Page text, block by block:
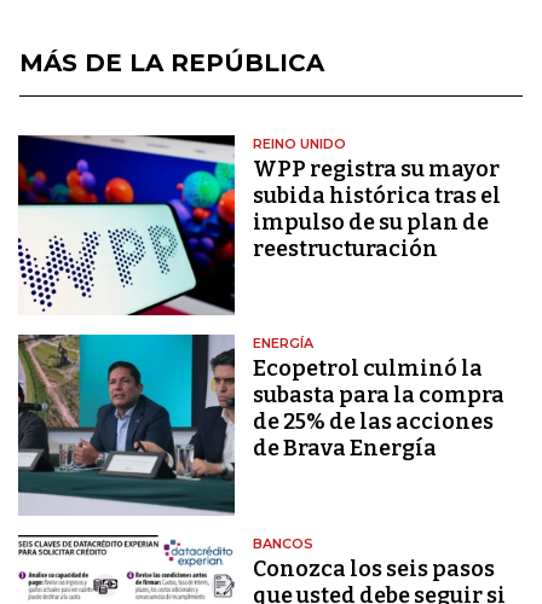
MÁS DE LA REPÚBLICA
REINO UNIDO
WPP registra su mayor
subida histórica tras el
impulso de su plan de
reestructuración
ENERGÍA
Ecopetrol culminó la
subasta para la compra
de 25% de las acciones
de Brava Energía
BANCOS
Conozca los seis pasos
que usted debe seguir si